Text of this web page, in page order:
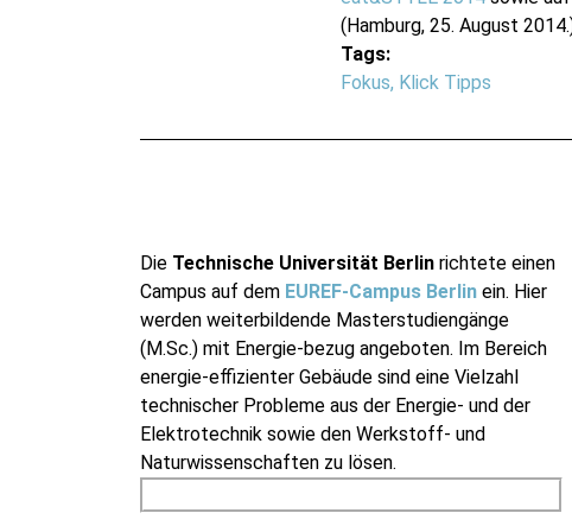
(Hamburg, 25. August
Tags:
Fokus, Klick Tipps
Die Technische Universität Berlinrichtete einen
Campus auf dem EUREF-Campus Berlinein. Hier
werden weiterbildende Masterstudiengänge
(M.Sc.) mit Energie-bezug angeboten. Im Bereich
energie-effizienter Gebäude sind eine Vielzahl
technischer Probleme aus der Energie- und der
Elektrotechnik sowie den Werkstoff- und
Naturwissenschaften zu lösen.